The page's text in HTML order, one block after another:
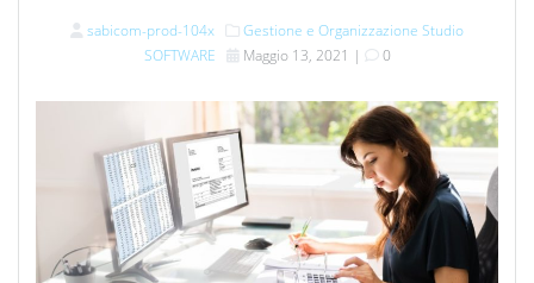
sabicom-prod-104x
Gestione e Organizzazione Studio
SOFTWARE
Maggio 13, 2021 | 0